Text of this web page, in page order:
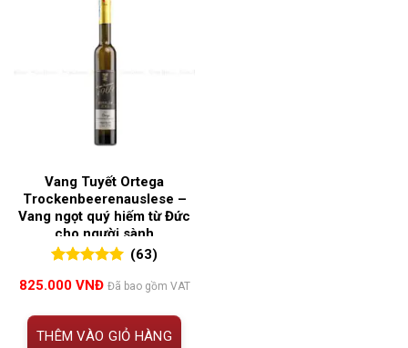
Vang Tuyết Ortega
Trockenbeerenauslese –
Vang ngọt quý hiếm từ Đức
cho người sành
đánh giá
(63)
825.000 VNĐ Đã bao gồm VAT
THÊM VÀO GIỎ HÀNG